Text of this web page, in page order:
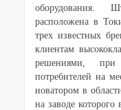
оборудования.
расположена в
трех известных
клиентам
решениями, при
потребителей на
новатором в
на заводе